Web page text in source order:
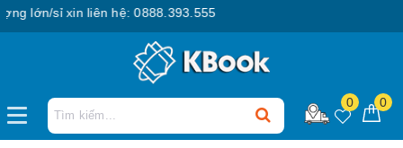
lớn/sỉ xin liên hệ: 0888.393.555
0 0